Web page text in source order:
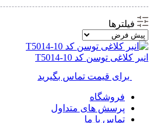
فیلترها
انبر کلاغی توسن کد T5014-10
برای قیمت تماس بگیرید
فروشگاه
پرسش های متداول
تماس با ما